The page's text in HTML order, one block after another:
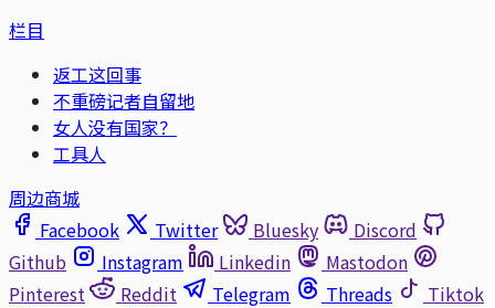
栏目
返工这回事
不重磅记者自留地
女人没有国家？
工具人
周边商城
Facebook
Twitter Bluesky
Discord
Github
Instagram Linkedin
Mastodon
Pinterest
Reddit Telegram Threads
Tiktok